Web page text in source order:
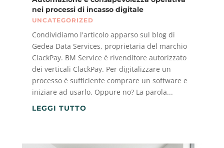
nei processi di incasso digitale
UNCATEGORIZED
Condividiamo l'articolo apparso sul blog di
Gedea Data Services, proprietaria del marchio
ClackPay. BM Service è rivenditore autorizzato
dei verticali ClackPay. Per digitalizzare un
processo è sufficiente comprare un software e
iniziare ad usarlo. Oppure no? La parola...
LEGGI TUTTO